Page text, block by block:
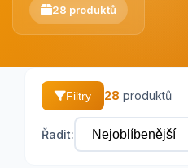
28 produktů
Filtry 28 produktů
Řadit: